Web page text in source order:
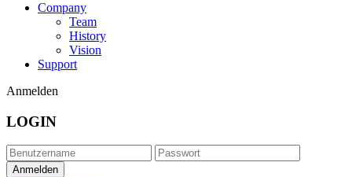
Company
Team
History
Vision
Support
Anmelden
LOGIN